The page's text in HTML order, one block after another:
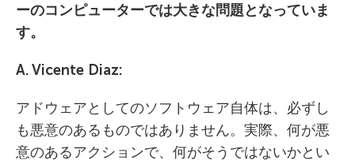
ーのコンピューターでは大きな問題となっていま
す。
A. Vicente Diaz:
アドウェアとしてのソフトウェア自体は、必ずし
も悪意のあるものではありません。実際、何が悪
意のあるアクションで、何がそうではないかとい